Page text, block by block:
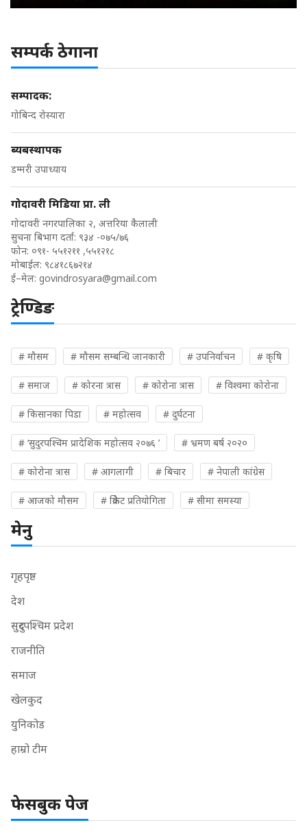
सम्पर्क ठेगाना
सम्पादक:
गोबिन्द रोस्यारा
ब्यबस्थापक
डम्मरी उपाध्याय
गोदावरी मिडिया प्रा. ली
गोदावरी नगरपालिका २, अत्तरिया कैलाली
सुचना बिभाग दर्ता: ९३४ -०७५/७६
फोन: ०९१- ५५१२११ ,५५१२१८
मोबाईल: ९८४१८६७२१४
ई–मेल: govindrosyara@gmail.com
ट्रेण्डिङ
# मौसम # मौसम सम्बन्धि जानकारी # उपनिर्वाचन # कृषि
# समाज # कोरना त्रास # कोरोना त्रास # विश्वमा कोरोना
# किसानका पिडा # महोत्सव # दुर्घटना
# ‘सुदुरपश्चिम प्रादेशिक महोत्सव २०७६ ’ # भ्रमण बर्ष २०२०
# कोरोना त्रास # आगलागी # बिचार # नेपाली कांग्रेस
# आजको मौसम # क्रिकेट प्रतियोगिता # सीमा समस्या
मेनु
गृहपृष्ठ
देश
सुदुरपश्चिम प्रदेश
राजनीति
समाज
खेलकुद
युनिकोड
हाम्रो टीम
फेसबुक पेज